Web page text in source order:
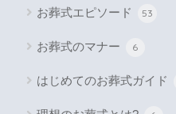
お葬式エピソード 53
お葬式のマナー 6
はじめてのお葬式ガイド